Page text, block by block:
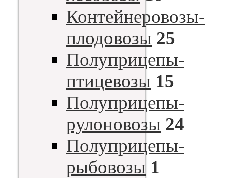
Контейнеровозы-
плодовозы 25
Полуприцепы-
птицевозы 15
Полуприцепы-
рулоновозы 24
Полуприцепы-
рыбовозы 1